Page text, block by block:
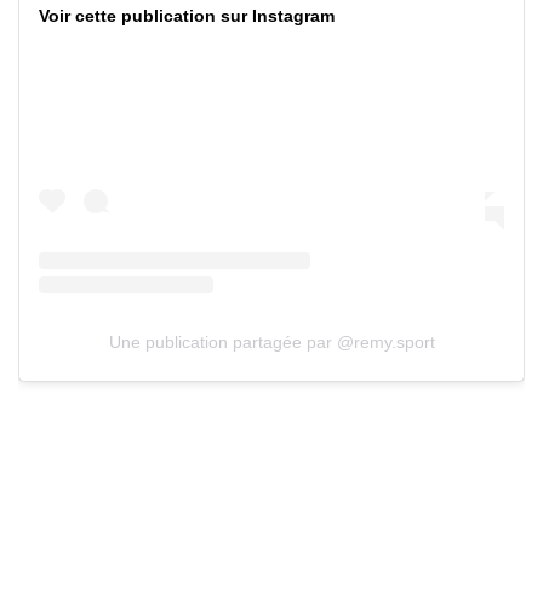
Voir cette publication sur Instagram
Une publication partagée par @remy.sport